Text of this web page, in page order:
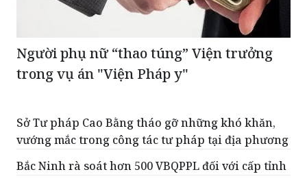
Người phụ nữ “thao túng” Viện trưởng
trong vụ án "Viện Pháp y"
Sở Tư pháp Cao Bằng tháo gỡ những khó khăn,
vướng mắc trong công tác tư pháp tại địa phương
Bắc Ninh rà soát hơn 500 VBQPPL đối với cấp tỉnh